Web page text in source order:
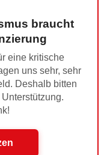
braucht
eine kritische
uns sehr, sehr
Deshalb bitten